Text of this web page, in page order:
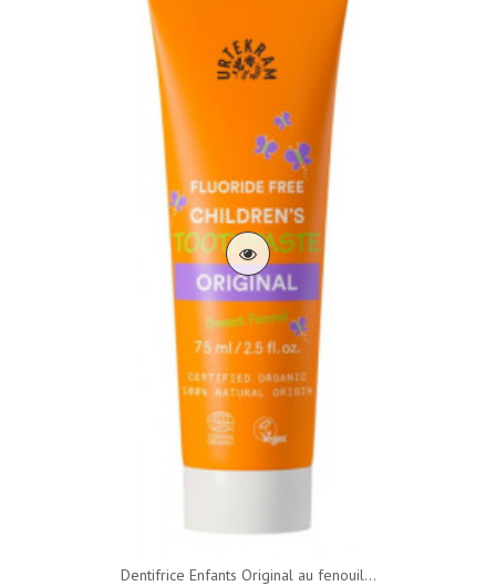
Dentifrice Enfants Original au fenouil...